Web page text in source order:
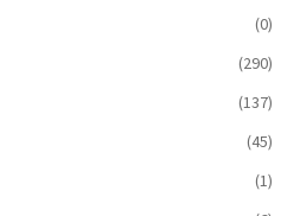
(0)
(290)
(137)
(45)
(1)